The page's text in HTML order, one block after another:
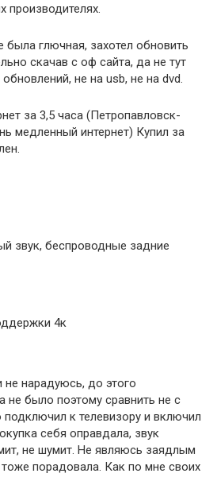
производителях.
была глючная, захотел обновить
скачав с оф сайта, да не тут
не на usb, не на dvd.
за 3,5 часа (Петропавловск-
медленный интернет) Купил за
звук, беспроводные задние
4к
нарадуюсь, до этого
не было поэтому сравнить не с
к телевизору и включил
себя оправдала, звук
не шумит. Не являюсь заядлым
порадовала. Как по мне своих